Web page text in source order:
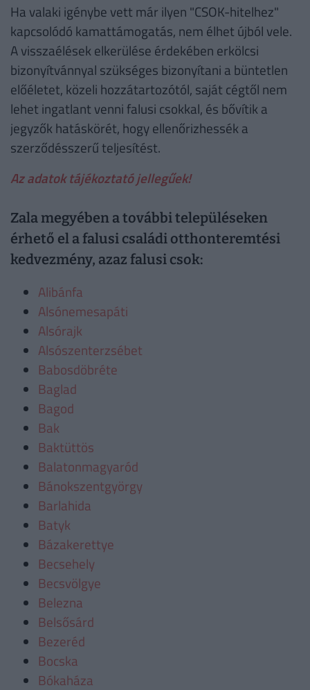
Ha valaki igénybe vett már ilyen "CSOK-hitelhez"
kapcsolódó kamattámogatás, nem élhet újból vele.
A visszaélések elkerülése érdekében erkölcsi
bizonyítvánnyal szükséges bizonyítani a büntetlen
előéletet, közeli hozzátartozótól, saját cégtől nem
lehet ingatlant venni falusi csokkal, és bővítik a
jegyzők hatáskörét, hogy ellenőrizhessék a
szerződésszerű teljesítést.
Az adatok tájékoztató jellegűek!
Zala megyében a további településeken
érhető el a falusi családi otthonteremtési
kedvezmény, azaz falusi csok:
Alibánfa
Alsónemesapáti
Alsórajk
Alsószenterzsébet
Babosdöbréte
Baglad
Bagod
Bak
Baktüttös
Balatonmagyaród
Bánokszentgyörgy
Barlahida
Batyk
Bázakerettye
Becsehely
Becsvölgye
Belezna
Belsősárd
Bezeréd
Bocska
Bókaháza